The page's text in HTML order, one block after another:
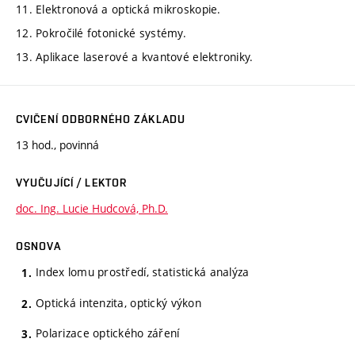
11. Elektronová a optická mikroskopie.
12. Pokročilé fotonické systémy.
13. Aplikace laserové a kvantové elektroniky.
CVIČENÍ ODBORNÉHO ZÁKLADU
13 hod., povinná
VYUČUJÍCÍ / LEKTOR
doc. Ing. Lucie Hudcová, Ph.D.
OSNOVA
Index lomu prostředí, statistická analýza
Optická intenzita, optický výkon
Polarizace optického záření